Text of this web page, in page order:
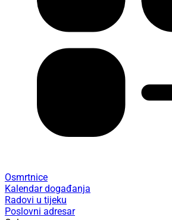
Osmrtnice
Kalendar događanja
Radovi u tijeku
Poslovni adresar